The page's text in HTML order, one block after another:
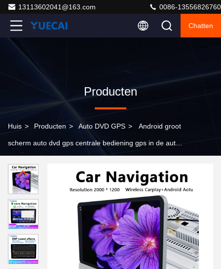
13113602041@163.com 0086-13556826760
Chatten
Producten
Huis > Producten > Auto DVD GPS > Android groot
scherm auto dvd gps centrale bediening gps in de auto